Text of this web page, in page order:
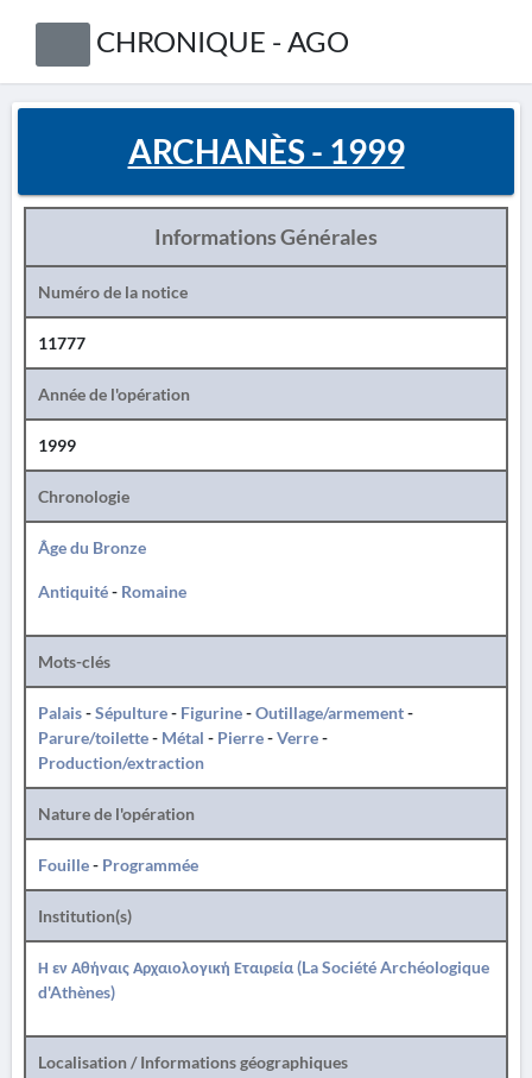
CHRONIQUE - AGO
ARCHANÈS - 1999
Informations Générales
Numéro de la notice
11777
Année de l'opération
1999
Chronologie
Âge du Bronze
Antiquité- Romaine
Mots-clés
Palais-Sépulture- Figurine-Outillage/armement-
Parure/toilette- Métal - Pierre-Verre-
Production/extraction
Nature de l'opération
Fouille- Programmée
Institution(s)
Η εν Αθήναις Αρχαιολογική Εταιρεία (La Société Archéologique
d'Athènes)
Localisation / Informations géographiques